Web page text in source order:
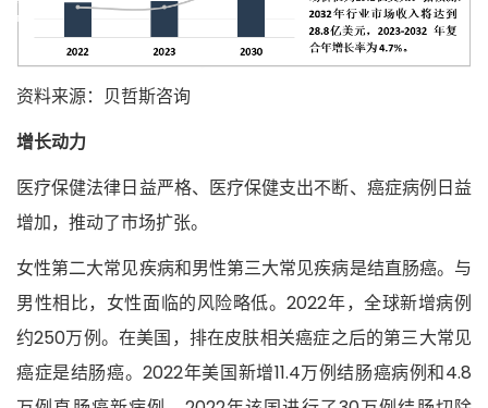
资料来源：贝哲斯咨询
增长动力
医疗保健法律日益严格、医疗保健支出不断、癌症病例日益
增加，推动了市场扩张。
女性第二大常见疾病和男性第三大常见疾病是结直肠癌。与
男性相比，女性面临的风险略低。2022年，全球新增病例
约250万例。在美国，排在皮肤相关癌症之后的第三大常见
癌症是结肠癌。2022年美国新增11.4万例结肠癌病例和4.8